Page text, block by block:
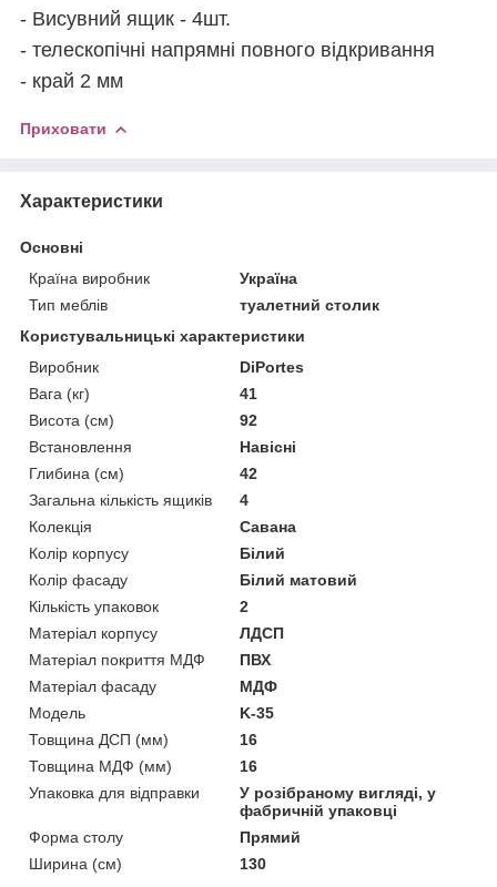
- Висувний ящик - 4шт.
- телескопічні напрямні повного відкривання
- край 2 мм
Приховати
Характеристики
Основні
Країна виробник
Україна
Тип меблів
туалетний столик
Користувальницькі характеристики
Виробник
DiPortes
Вага (кг)
41
Висота (см)
92
Встановлення
Навісні
Глибина (см)
42
Загальна кількість ящиків
4
Колекція
Савана
Колір корпусу
Білий
Колір фасаду
Білий матовий
Кількість упаковок
2
Матеріал корпусу
ЛДСП
Матеріал покриття МДФ
ПВХ
Матеріал фасаду
МДФ
Мoдель
K-35
Товщина ДСП (мм)
16
Товщина МДФ (мм)
16
Упаковка для відправки
У розібраному вигляді, у
фабричній упаковці
Форма столу
Прямий
Ширина (см)
130